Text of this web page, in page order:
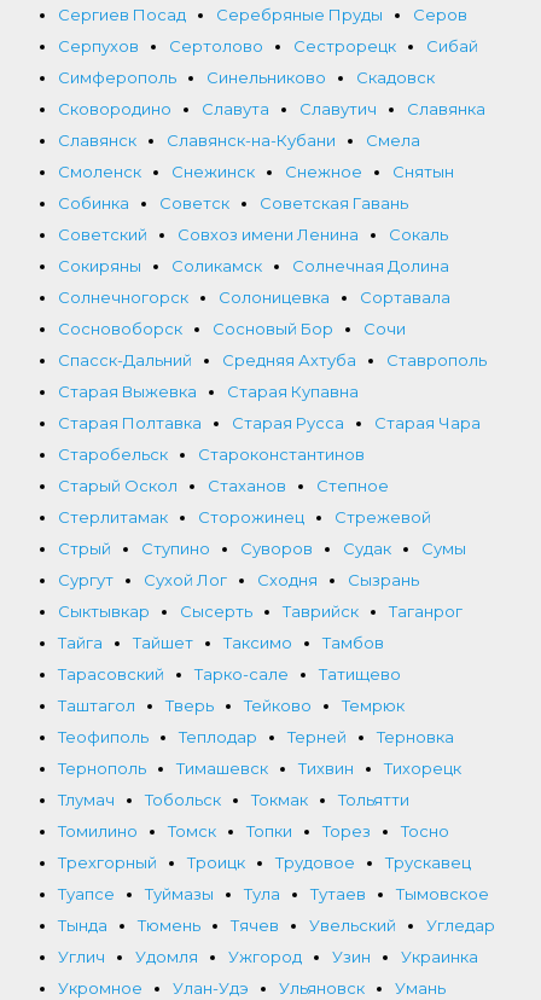
Сергиев Посад
Серебряные Пруды
Серов
Серпухов
Сертолово Сестрорецк
Сибай
Симферополь
Синельниково
Скадовск
Сковородино
Славута Славутич
Славянка
Славянск
Славянск-на-Кубани
Смела
Смоленск
Снежинск Снежное
Снятын
Собинка
Советск
Советская Гавань
Советский
Совхоз имени Ленина
Сокаль
Сокиряны
Соликамск
Солнечная Долина
Солнечногорск
Солоницевка
Сортавала
Сосновоборск
Сосновый Бор
Сочи
Спасск-Дальний
Средняя Ахтуба
Ставрополь
Старая Выжевка
Старая Купавна
Старая Полтавка
Старая Русса
Старая Чара
Старобельск
Староконстантинов
Старый Оскол
Стаханов
Степное
Стерлитамак
Сторожинец
Стрежевой
Стрый
Ступино Суворов Судак
Сумы
Сургут
Сухой Лог Сходня
Сызрань
Сыктывкар
Сысерть Таврийск
Таганрог
Тайга
Тайшет Таксимо
Тамбов
Тарасовский
Тарко-сале
Татищево
Таштагол
Тверь Тейково
Темрюк
Теофиполь
Теплодар Терней
Терновка
Тернополь
Тимашевск Тихвин
Тихорецк
Тлумач
Тобольск Токмак
Тольятти
Томилино
Томск Топки Торез
Тосно
Трехгорный
Троицк Трудовое
Трускавец
Туапсе
Туймазы Тула Тутаев
Тымовское
Тында
Тюмень Тячев Увельский
Угледар
Углич
Удомля Ужгород Узин
Украинка
Укромное
Улан-Удэ Ульяновск
Умань